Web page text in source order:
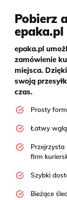
Pobierz
epaka.pl
epaka.pl
zamówienie
miejsca.
swoją
czas.
Prosty
Łatwy
firm
Szybki
Bieżące